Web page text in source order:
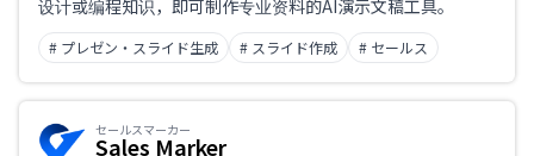
业务课题
职业
设计或编程知识，即可制作专业资料的AI演示文稿工具。
# プレゼン・スライド生成 # スライド作成 # セールス
セールスマーカー
Sales Marker